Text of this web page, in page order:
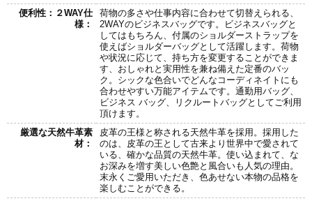
便利性：２WAY仕
様：
荷物の多さや仕事内容に合わせて切替えられる、
2WAYのビジネスバッグです。ビジネスバッグと
してはもちろん、付属のショルダーストラップを
使えばショルダーバッグとして活躍します。荷物
や状況に応じて、持ち方を変更することができま
す、おしゃれと実用性を兼ね備えた定番のバッ
ク。シックな色合いでどんなコーディネイトにも
合わせやすい万能アイテムです。通勤用バッグ、
ビジネス バッグ、リクルートバッグとしてご利用
頂けます。
厳選な天然牛革素
材：
皮革の王様と称される天然牛革を採用。採用した
のは、皮革の王として古来より世界中で愛されて
いる、確かな品質の天然牛革。使い込まれて、な
お深みを増す美しい色艶と風合いも人気の理由。
末永くご愛用いただき、色あせない本物の品格を
楽しむことができる。